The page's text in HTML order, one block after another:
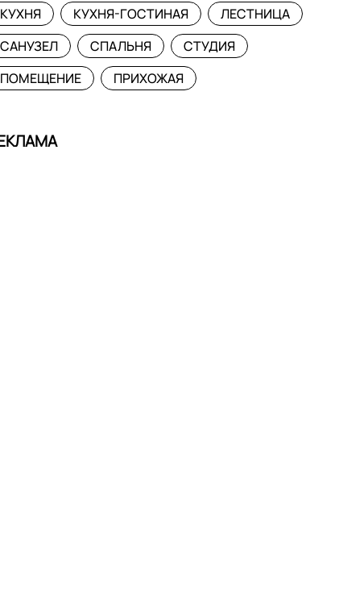
КУХНЯ
КУХНЯ-ГОСТИНАЯ
ЛЕСТНИЦА
САНУЗЕЛ
СПАЛЬНЯ
СТУДИЯ
ПОМЕЩЕНИЕ
ПРИХОЖАЯ